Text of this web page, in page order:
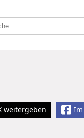
Im
weitergeben